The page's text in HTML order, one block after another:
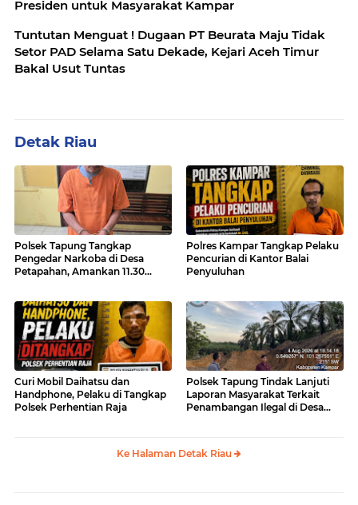
Presiden untuk Masyarakat Kampar
Tuntutan Menguat ! Dugaan PT Beurata Maju Tidak
Setor PAD Selama Satu Dekade, Kejari Aceh Timur
Bakal Usut Tuntas
Detak Riau
Polsek Tapung Tangkap
Pengedar Narkoba di Desa
Petapahan, Amankan 11.30
Polres Kampar Tangkap Pelaku
Pencurian di Kantor Balai
Penyuluhan
Curi Mobil Daihatsu dan
Handphone, Pelaku di Tangkap
Polsek Perhentian Raja
Polsek Tapung Tindak Lanjuti
Laporan Masyarakat Terkait
Penambangan Ilegal di Desa
Ke Halaman Detak Riau